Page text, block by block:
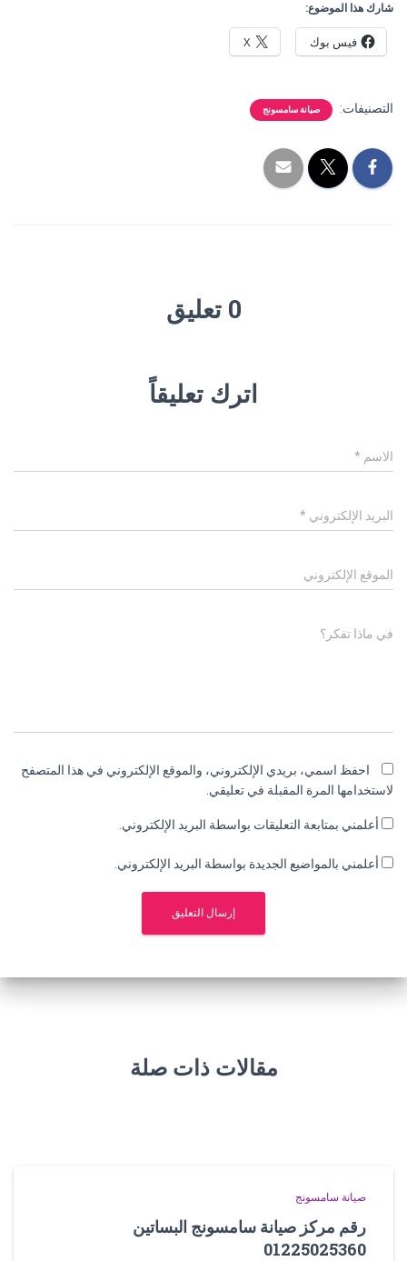
شارك هذا الموضوع:
فيس بوك X
التصنيفات: صيانة سامسونج
0 تعليق
اترك تعليقاً
الاسم *
البريد الإلكتروني *
الموقع الإلكتروني
في ماذا تفكر؟
احفظ اسمي، بريدي الإلكتروني، والموقع الإلكتروني في هذا المتصفح
لاستخدامها المرة المقبلة في تعليقي.
أعلمني بمتابعة التعليقات بواسطة البريد الإلكتروني.
أعلمني بالمواضيع الجديدة بواسطة البريد الإلكتروني.
مقالات ذات صلة
صيانة سامسونج
رقم مركز صيانة سامسونج البساتين
01225025360